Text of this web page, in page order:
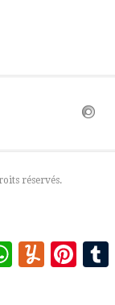
réservés.
WhatsAppYummly